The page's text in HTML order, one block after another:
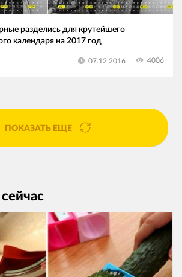
разделись для крутейшего
календаря на 2017 год
07.12.2016 4006
ПОКАЗАТЬ ЕЩЕ